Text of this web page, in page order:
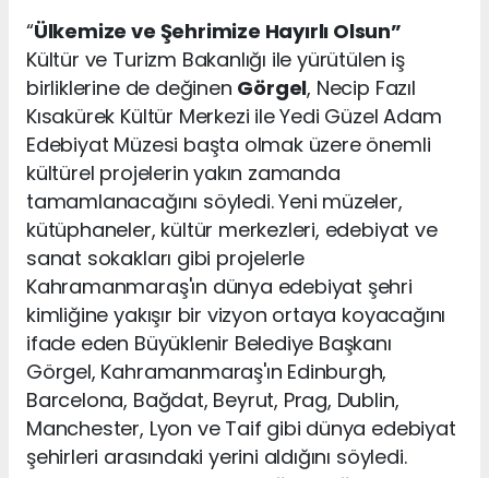
“Ülkemize ve Şehrimize Hayırlı Olsun”
Kültür ve Turizm Bakanlığı ile yürütülen iş
birliklerine de değinen Görgel, Necip Fazıl
Kısakürek Kültür Merkezi ile Yedi Güzel Adam
Edebiyat Müzesi başta olmak üzere önemli
kültürel projelerin yakın zamanda
tamamlanacağını söyledi. Yeni müzeler,
kütüphaneler, kültür merkezleri, edebiyat ve
sanat sokakları gibi projelerle
Kahramanmaraş'ın dünya edebiyat şehri
kimliğine yakışır bir vizyon ortaya koyacağını
ifade eden Büyüklenir Belediye Başkanı
Görgel, Kahramanmaraş'ın Edinburgh,
Barcelona, Bağdat, Beyrut, Prag, Dublin,
Manchester, Lyon ve Taif gibi dünya edebiyat
şehirleri arasındaki yerini aldığını söyledi.